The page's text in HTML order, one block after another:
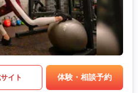
イト 体験・相談予約